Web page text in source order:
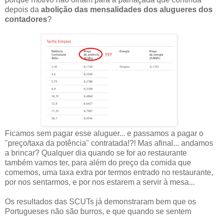
depois da abolição das mensalidades dos alugueres dos
contadores?
Ficamos sem pagar esse aluguer... e passamos a pagar o
"preço/taxa da potência" contratada!?! Mas afinal... andamos
a brincar? Qualquer dia quando se for ao restaurante
também vamos ter, para além do preço da comida que
comemos, uma taxa extra por termos entrado no restaurante,
por nos sentarmos, e por nos estarem a servir à mesa...
Os resultados das SCUTs já demonstraram bem que os
Portugueses não são burros, e que quando se sentem